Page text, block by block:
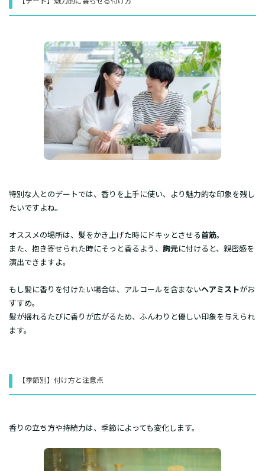
​特別な人とのデートでは、香りを上手に使い、より魅力的な印象を残し
たいですよね。
オススメの場所は、髪をかき上げた時にドキッとさせる首筋。
また、抱き寄せられた時にそっと香るよう、 胸元に付けると、親密感を
演出できますよ。
​もし髪に香りを付けたい場合は、アルコールを含まないヘアミストがお
すすめ。
髪が揺れるたびに香りが広がるため、ふんわりと優しい印象を与えられ
ます。
​【季節別】付け方と注意点
​香りの立ち方や持続力は、季節によっても変化します。